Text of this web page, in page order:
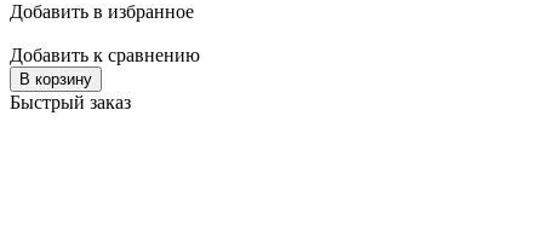
Добавить в избранное
Добавить к сравнению
В корзину
Быстрый заказ